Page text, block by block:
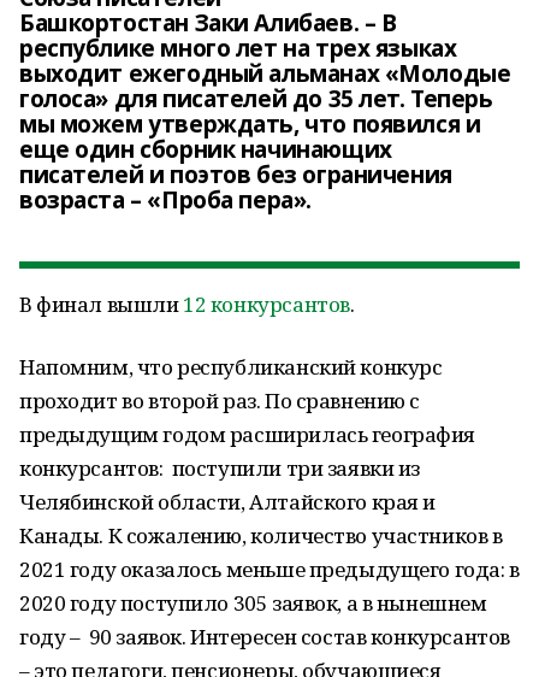
Башкортостан Заки Алибаев. – В
республике много лет на трех языках
выходит ежегодный альманах «Молодые
голоса» для писателей до 35 лет. Теперь
мы можем утверждать, что появился и
еще один сборник начинающих
писателей и поэтов без ограничения
возраста – «Проба пера».
В финал вышли12 конкурсантов.
Напомним, что республиканский конкурс
проходит во второй раз. По сравнению с
предыдущим годом расширилась география
конкурсантов: поступили три заявки из
Челябинской области, Алтайского края и
Канады. К сожалению, количество участников в
2021 году оказалось меньше предыдущего года: в
2020 году поступило 305 заявок, а в нынешнем
году – 90 заявок. Интересен состав конкурсантов
– это педагоги, пенсионеры, обучающиеся